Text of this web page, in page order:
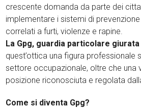
crescente domanda da parte dei
implementare i sistemi di
correlati a furti, violenze e rapine.
La Gpg, guardia particolare giurata
quest’ottica una figura professionale
settore occupazionale, oltre che una
posizione riconosciuta e regolata
Come si diventa Gpg?